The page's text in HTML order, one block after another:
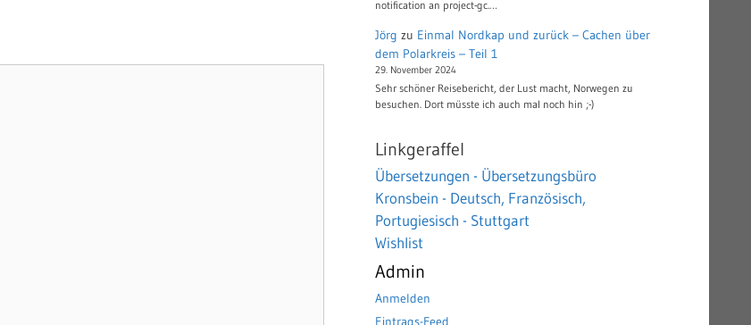
notification an project-gc.…
Jörg zu Einmal Nordkap und zurück – Cachen über
dem Polarkreis – Teil 1
29. November 2024
Sehr schöner Reisebericht, der Lust macht, Norwegen zu
besuchen. Dort müsste ich auch mal noch hin ;-)
Linkgeraffel
Übersetzungen - Übersetzungsbüro
Kronsbein - Deutsch, Französisch,
Portugiesisch - Stuttgart
Wishlist
Admin
Anmelden
Eintrags-Feed